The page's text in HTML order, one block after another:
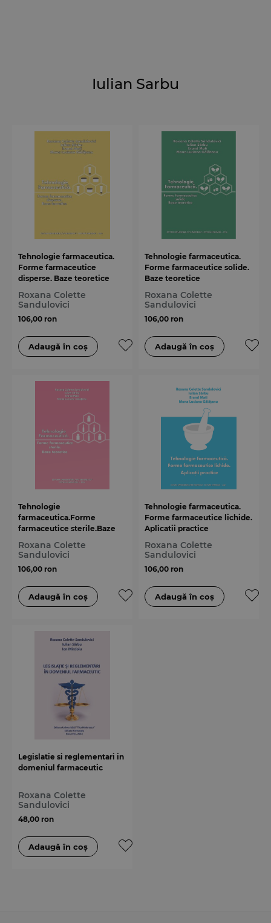
Iulian Sarbu
Tehnologie farmaceutica.
Forme farmaceutice
disperse. Baze teoretice
Roxana Colette
Sandulovici
106,00 ron
Tehnologie farmaceutica.
Forme farmaceutice solide.
Baze teoretice
Roxana Colette
Sandulovici
106,00 ron
Tehnologie
farmaceutica.Forme
farmaceutice sterile.Baze
Roxana Colette
Sandulovici
106,00 ron
Tehnologie farmaceutica.
Forme farmaceutice lichide.
Aplicatii practice
Roxana Colette
Sandulovici
106,00 ron
Legislatie si reglementari in
domeniul farmaceutic
Roxana Colette
Sandulovici
48,00 ron